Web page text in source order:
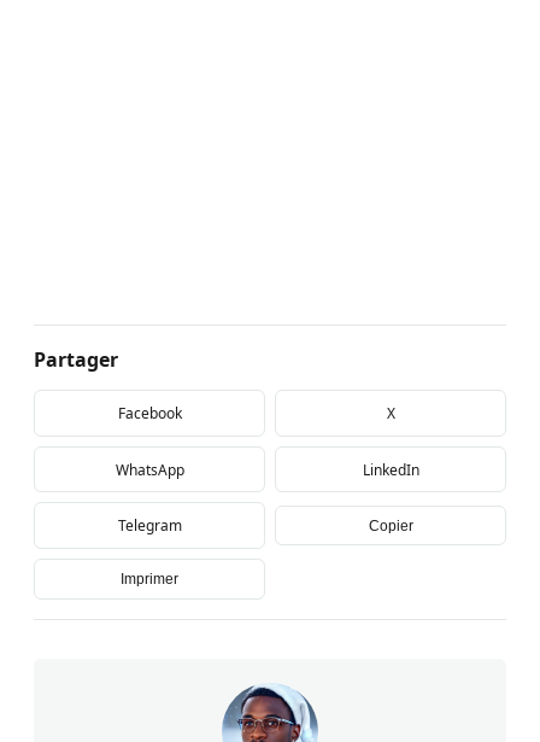
Partager
Facebook X
WhatsApp LinkedIn
Telegram Copier
Imprimer